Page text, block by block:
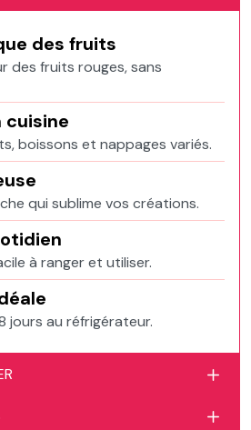
des fruits
des fruits rouges, sans
cuisine
boissons et nappages variés.
qui sublime vos créations.
à ranger et utiliser.
jours au réfrigérateur.